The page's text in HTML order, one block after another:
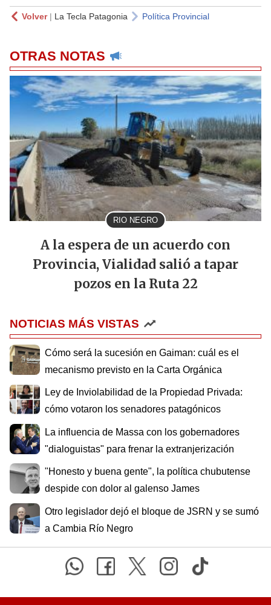
Volver| La Tecla Patagonia Política Provincial
OTRAS NOTAS
RIO NEGRO
A la espera de un acuerdo con
Provincia, Vialidad salió a tapar
pozos en la Ruta 22
NOTICIAS MÁS VISTAS
Cómo será la sucesión en Gaiman: cuál es el
mecanismo previsto en la Carta Orgánica
Ley de Inviolabilidad de la Propiedad Privada:
cómo votaron los senadores patagónicos
La influencia de Massa con los gobernadores
"dialoguistas" para frenar la extranjerización
"Honesto y buena gente", la política chubutense
despide con dolor al galenso James
Otro legislador dejó el bloque de JSRN y se sumó
a Cambia Río Negro